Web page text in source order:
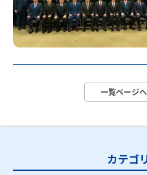
一覧ページ
カテゴ